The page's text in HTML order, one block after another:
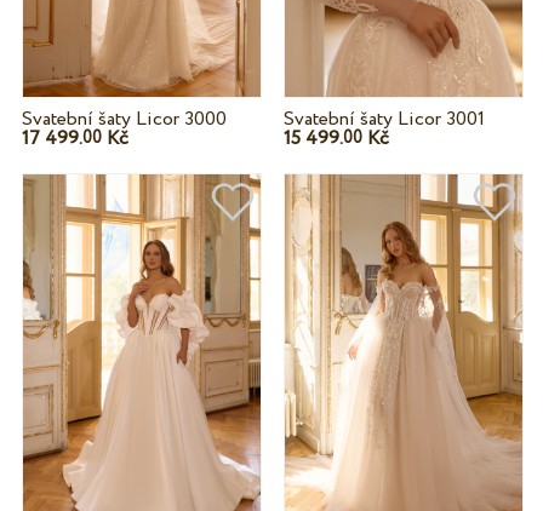
Svatební šaty Licor 3000
17 499.00Kč
Svatební šaty Licor 3001
15 499.00 Kč